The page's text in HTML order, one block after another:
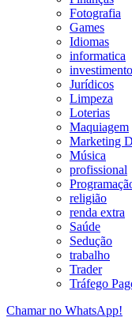
Fotografia
Games
Idiomas
informatica
Jurídicos
Limpeza
Loterias
Maquiagem
Marketing
Música
profissional
religião
renda extra
Saúde
Sedução
trabalho
Trader
Tráfego
Chamar no WhatsApp!